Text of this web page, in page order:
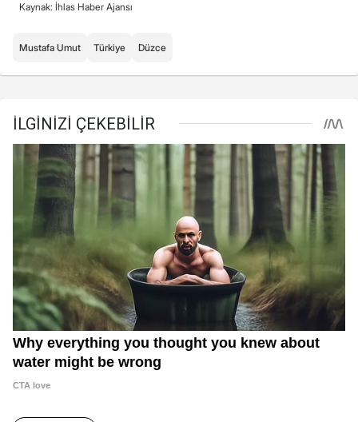
Kaynak: İhlas Haber Ajansı
Mustafa Umut Türkiye Düzce